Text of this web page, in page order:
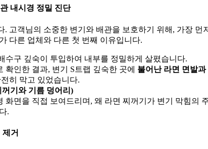
내시경 정밀 진단
고객님의 소중한 변기와 배관을 보호하기 위해, 가장 먼
다른 업체와 다른 첫 번째 이유입니다.
수구 깊숙이 투입하여 내부를 정밀하게 살폈습니다.
확인한 결과, 변기 S트랩 깊숙한 곳에 불어난 라면 면발과
히 막고 있었습니다.
기와 기름 덩어리)
화면을 직접 보여드리며, 왜 라면 찌꺼기가 변기 막힘의
.
거